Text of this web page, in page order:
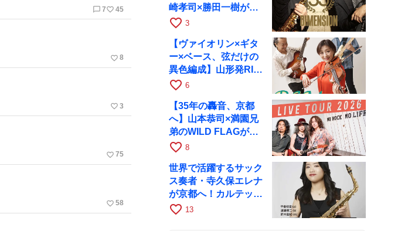
chat_bubble_outline 7favorite_border 45
favorite_border 8
favorite_border 3
favorite_border 75
favorite_border 58
崎孝司×勝田一樹が10
月11日に京都RAGへ
favorite_border 3
【ヴァイオリン×ギタ
ー×ベース、弦だけの
異色編成】山形発RIM
が初全国ツアーで8月
favorite_border 6
【35年の轟音、京都
へ】山本恭司×満園兄
弟のWILD FLAGが8
月6日にRAGでライブ
favorite_border 8
世界で活躍するサック
ス奏者・寺久保エレナ
が京都へ！カルテッ
ト・ツアー京都公演を
favorite_border 13